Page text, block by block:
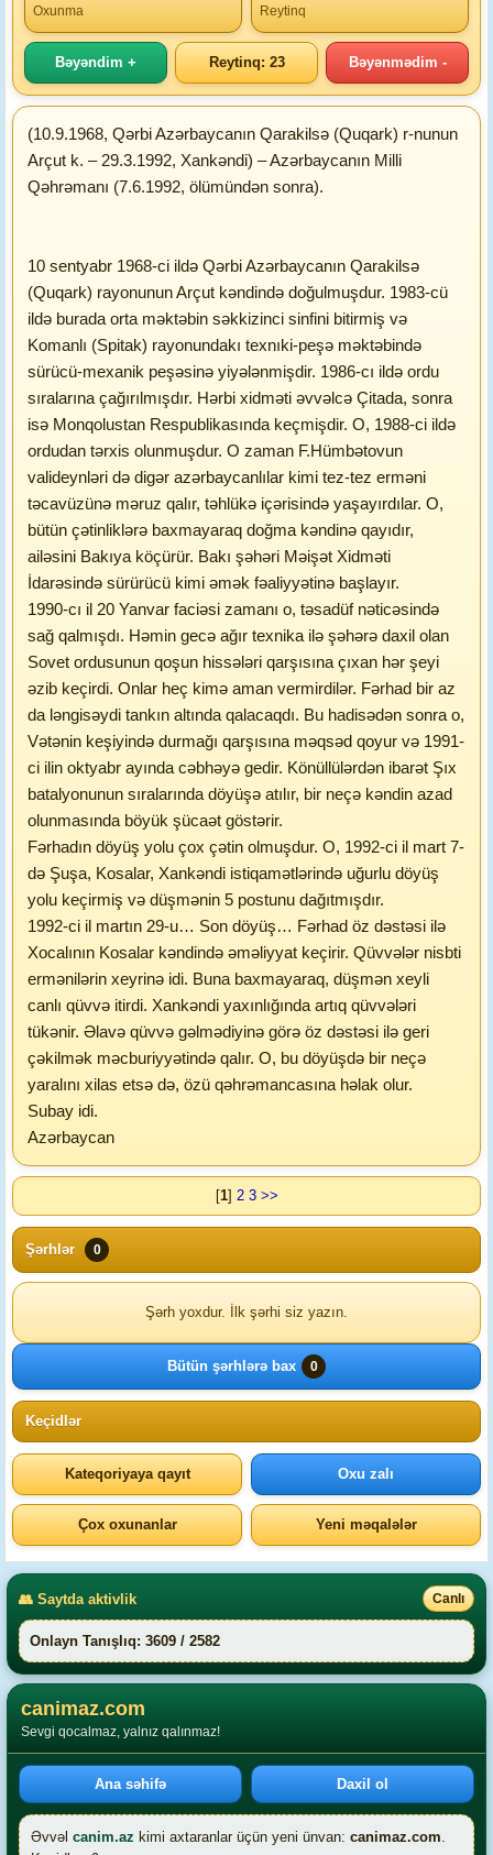
Oxunma Reytinq
Bəyəndim + Reytinq: 23 Bəyənmədim -
(10.9.1968, Qərbi Azərbaycanın Qarakilsə (Quqark) r-nunun
Arçut k. – 29.3.1992, Xankəndi) – Azərbaycanın Milli
Qəhrəmanı (7.6.1992, ölümündən sonra).
10 sentyabr 1968-ci ildə Qərbi Azərbaycanın Qarakilsə
(Quqark) rayonunun Arçut kəndində doğulmuşdur. 1983-cü
ildə burada orta məktəbin səkkizinci sinfini bitirmiş və
Komanlı (Spitak) rayonundakı texnıki-peşə məktəbində
sürücü-mexanik peşəsinə yiyələnmişdir. 1986-cı ildə ordu
sıralarına çağırılmışdır. Hərbi xidməti əvvəlcə Çitada, sonra
isə Monqolustan Respublikasında keçmişdir. O, 1988-ci ildə
ordudan tərxis olunmuşdur. O zaman F.Hümbətovun
valideynləri də digər azərbaycanlılar kimi tez-tez erməni
təcavüzünə məruz qalır, təhlükə içərisində yaşayırdılar. O,
bütün çətinliklərə baxmayaraq doğma kəndinə qayıdır,
ailəsini Bakıya köçürür. Bakı şəhəri Məişət Xidməti
İdarəsində sürürücü kimi əmək fəaliyyətinə başlayır.
1990-cı il 20 Yanvar faciəsi zamanı o, təsadüf nəticəsində
sağ qalmışdı. Həmin gecə ağır texnika ilə şəhərə daxil olan
Sovet ordusunun qoşun hissələri qarşısına çıxan hər şeyi
əzib keçirdi. Onlar heç kimə aman vermirdilər. Fərhad bir az
da ləngisəydi tankın altında qalacaqdı. Bu hadisədən sonra o,
Vətənin keşiyində durmağı qarşısına məqsəd qoyur və 1991-
ci ilin oktyabr ayında cəbhəyə gedir. Könüllülərdən ibarət Şıx
batalyonunun sıralarında döyüşə atılır, bir neçə kəndin azad
olunmasında böyük şücaət göstərir.
Fərhadın döyüş yolu çox çətin olmuşdur. O, 1992-ci il mart 7-
də Şuşa, Kosalar, Xankəndi istiqamətlərində uğurlu döyüş
yolu keçirmiş və düşmənin 5 postunu dağıtmışdır.
1992-ci il martın 29-u… Son döyüş… Fərhad öz dəstəsi ilə
Xocalının Kosalar kəndində əməliyyat keçirir. Qüvvələr nisbti
ermənilərin xeyrinə idi. Buna baxmayaraq, düşmən xeyli
canlı qüvvə itirdi. Xankəndi yaxınlığında artıq qüvvələri
tükənir. Əlavə qüvvə gəlmədiyinə görə öz dəstəsi ilə geri
çəkilmək məcburiyyətində qalır. O, bu döyüşdə bir neçə
yaralını xilas etsə də, özü qəhrəmancasına həlak olur.
Subay idi.
Azərbaycan
[1] 2 3 >>
Şərhlər 0
Şərh yoxdur. İlk şərhi siz yazın.
Bütün şərhlərə bax 0
Keçidlər
Kateqoriyaya qayıt Oxu zalı
Çox oxunanlar Yeni məqalələr
👥 Saytda aktivlik Canlı
Onlayn Tanışlıq: 3609 / 2582
canimaz.com
Sevgi qocalmaz, yalnız qalınmaz!
Ana səhifə Daxil ol
Əvvəl canim.az kimi axtaranlar üçün yeni ünvan: canimaz.com.